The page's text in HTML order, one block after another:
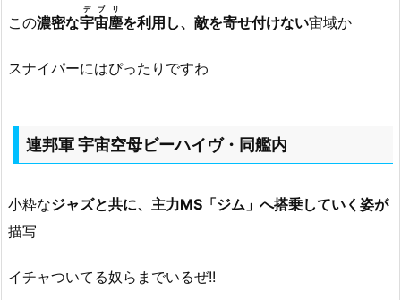
この濃密な宇宙塵
デブリ
を利用し、敵を寄せ付けない宙域か
スナイパーにはぴったりですわ
連邦軍 宇宙空母ビーハイヴ・同艦内
小粋なジャズと共に、主力MS「ジム」へ搭乗していく姿が
描写
イチャついてる奴らまでいるぜ!!